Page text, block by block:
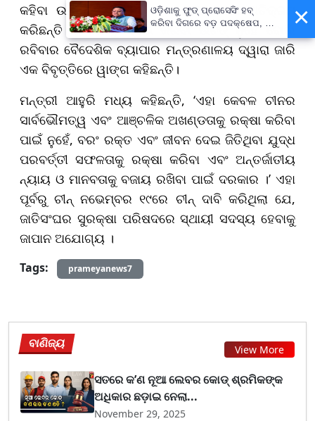
କହିବା ଉଚିତ୍ ନୁହେଁ ଏବଂ ଏକ ଲାଲ ରେଖା ଅତିକ୍ରମ
କରିଛନ୍ତି । ଯାହାକୁ ସ୍ପର୍ଶ କରିବା ଉଚିତ୍ ନୁହେଁ ବୋଲି
ରବିବାର ବୈଦେଶିକ ବ୍ୟାପାର ମନ୍ତ୍ରଣାଳୟ ଦ୍ୱାରା ଜାରି
ଏକ ବିବୃତ୍ତିରେ ୱାଙ୍ଗ କହିଛନ୍ତି।
ମନ୍ତ୍ରୀ ଆହୁରି ମଧ୍ୟ କହିଛନ୍ତି, ‘ଏହା କେବଳ ଚୀନର
ସାର୍ବଭୌମତ୍ୱ ଏବଂ ଆଞ୍ଚଳିକ ଅଖଣ୍ଡତାକୁ ରକ୍ଷା କରିବା
ପାଇଁ ନୁହେଁ, ବରଂ ରକ୍ତ ଏବଂ ଜୀବନ ଦେଇ ଜିତିଥିବା ଯୁଦ୍ଧ
ପରବର୍ତ୍ତୀ ସଫଳତାକୁ ରକ୍ଷା କରିବା ଏବଂ ଅନ୍ତର୍ଜାତୀୟ
ନ୍ୟାୟ ଓ ମାନବତାକୁ ବଜାୟ ରଖିବା ପାଇଁ ଦରକାର ।’ ଏହା
ପୂର୍ବରୁ ଚୀନ୍‌ ନଭେମ୍ବର ୧୯ରେ ଚୀନ୍ ଦାବି କରିଥିଲା ଯେ,
ଜାତିସଂଘର ସୁରକ୍ଷା ପରିଷଦ​‌ରେ ସ୍ଥାୟୀ ସଦସ୍ୟ ହେବାକୁ
ଜାପାନ ଅଯୋଗ୍ୟ ।
Tags: prameyanews7
ବାଣିଜ୍ୟ View More
ସତରେ କ’ଣ ନୂଆ ଲେବର କୋଡ୍‌ ଶ୍ରମିକଙ୍କ
ଅଧିକାର ଛଡ଼ାଇ ନେଲା...
November 29, 2025
×
ଓଡ଼ିଶାକୁ ଫୁଡ୍ ପ୍ରୋସେସିଂ ହବ୍
କରିବା ଦିଗରେ ବଡ଼ ପଦକ୍ଷେପ, ୪୨